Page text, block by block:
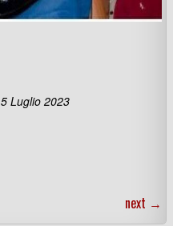
5 Luglio 2023
next →